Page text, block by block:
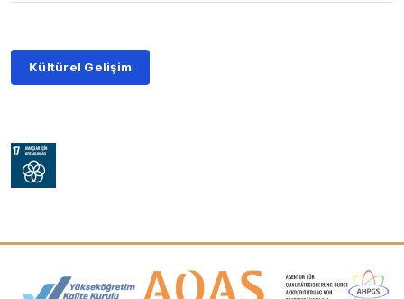
Kültürel Gelişim
Akreditasyon ve Üyelik Logoları